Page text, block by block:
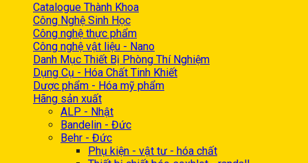
Catalogue Thành Khoa
Công Nghệ Sinh Học
Công nghệ thực phẩm
Công nghệ vật liệu - Nano
Danh Mục Thiết Bị Phòng Thí Nghiệm
Dụng Cụ - Hóa Chất Tinh Khiết
Dược phẩm - Hóa mỹ phẩm
Hãng sản xuất
ALP - Nhật
Bandelin - Đức
Behr - Đức
Phụ kiện - vật tư - hóa chất